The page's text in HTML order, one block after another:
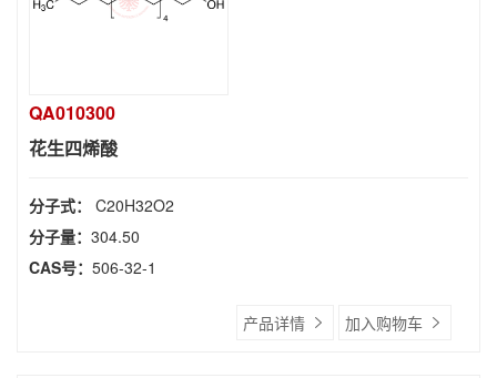
QA010300
花生四烯酸
分子式： C20H32O2
分子量： 304.50
CAS号： 506-32-1
产品详情 加入购物车